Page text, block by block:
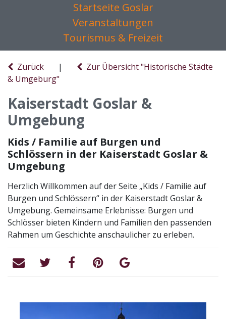
Startseite Goslar
Veranstaltungen
Tourismus & Freizeit
Zurück |
Zur Übersicht "Historische Städte
& Umgeburg"
Kaiserstadt Goslar &
Umgebung
Kids / Familie auf Burgen und
Schlössern in der Kaiserstadt Goslar &
Umgebung
Herzlich Willkommen auf der Seite „Kids / Familie auf
Burgen und Schlössern“ in der Kaiserstadt Goslar &
Umgebung. Gemeinsame Erlebnisse: Burgen und
Schlösser bieten Kindern und Familien den passenden
Rahmen um Geschichte anschaulicher zu erleben.